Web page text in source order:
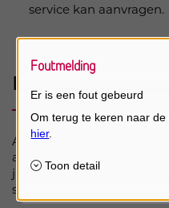
service kan aanvragen.
Belfius Secure
Als hoofd van een
aanvraagformulier
juridische entiteit) door te
stuurt u het formulier naar
Foutmelding
Er is een fout gebeurd